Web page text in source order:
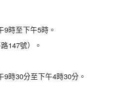
9時至下午5時。
147號）。
時30分至下午4時30分。